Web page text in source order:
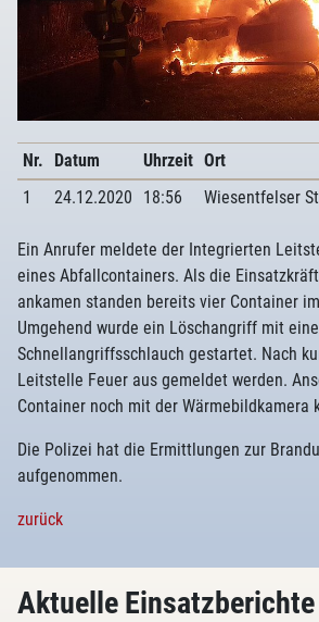
Nr. Datum Uhrzeit Ort
1
24.12.2020 18:56 Wiesentfelser
Ein Anrufer meldete der Integrierten
eines Abfallcontainers. Als die
ankamen standen bereits vier Container
Umgehend wurde ein Löschangriff mit
Schnellangriffsschlauch gestartet. Nach
Leitstelle Feuer aus gemeldet werden.
Container noch mit der Wärmebildkamera
Die Polizei hat die Ermittlungen zur
aufgenommen.
zurück
Aktuelle Einsatzberichte